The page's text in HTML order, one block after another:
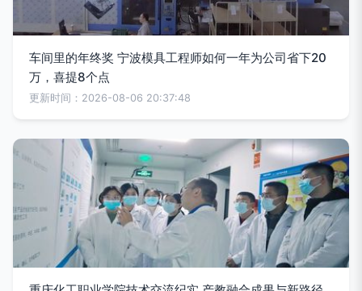
车间里的年终奖 宁波模具工程师如何一年为公司省下20
万，喜提8个点
更新时间：2026-08-06 20:37:48